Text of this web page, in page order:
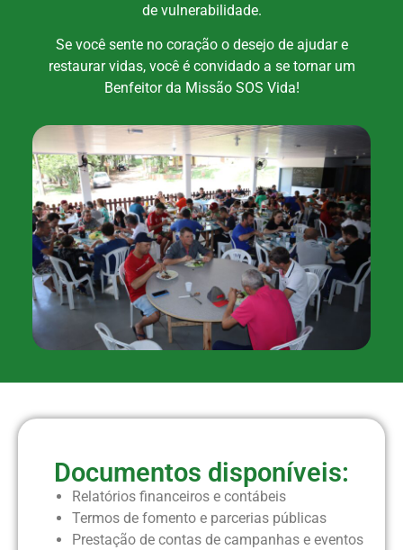
de vulnerabilidade.
Se você sente no coração o desejo de ajudar e
restaurar vidas, você é convidado a se tornar um
Benfeitor da Missão SOS Vida!
Documentos disponíveis:
Relatórios financeiros e contábeis
Termos de fomento e parcerias públicas
Prestação de contas de campanhas e eventos